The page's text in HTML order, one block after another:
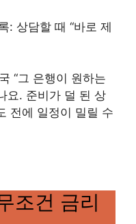
: 상담할 때 “바로 제
“그 은행이 원하는
요. 준비가 덜 된 상
전에 일정이 밀릴 수
조건 금리